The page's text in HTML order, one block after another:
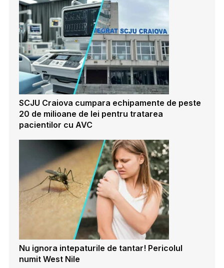
SCJU Craiova cumpara echipamente de peste
20 de milioane de lei pentru tratarea
pacientilor cu AVC
Nu ignora intepaturile de tantar! Pericolul
numit West Nile